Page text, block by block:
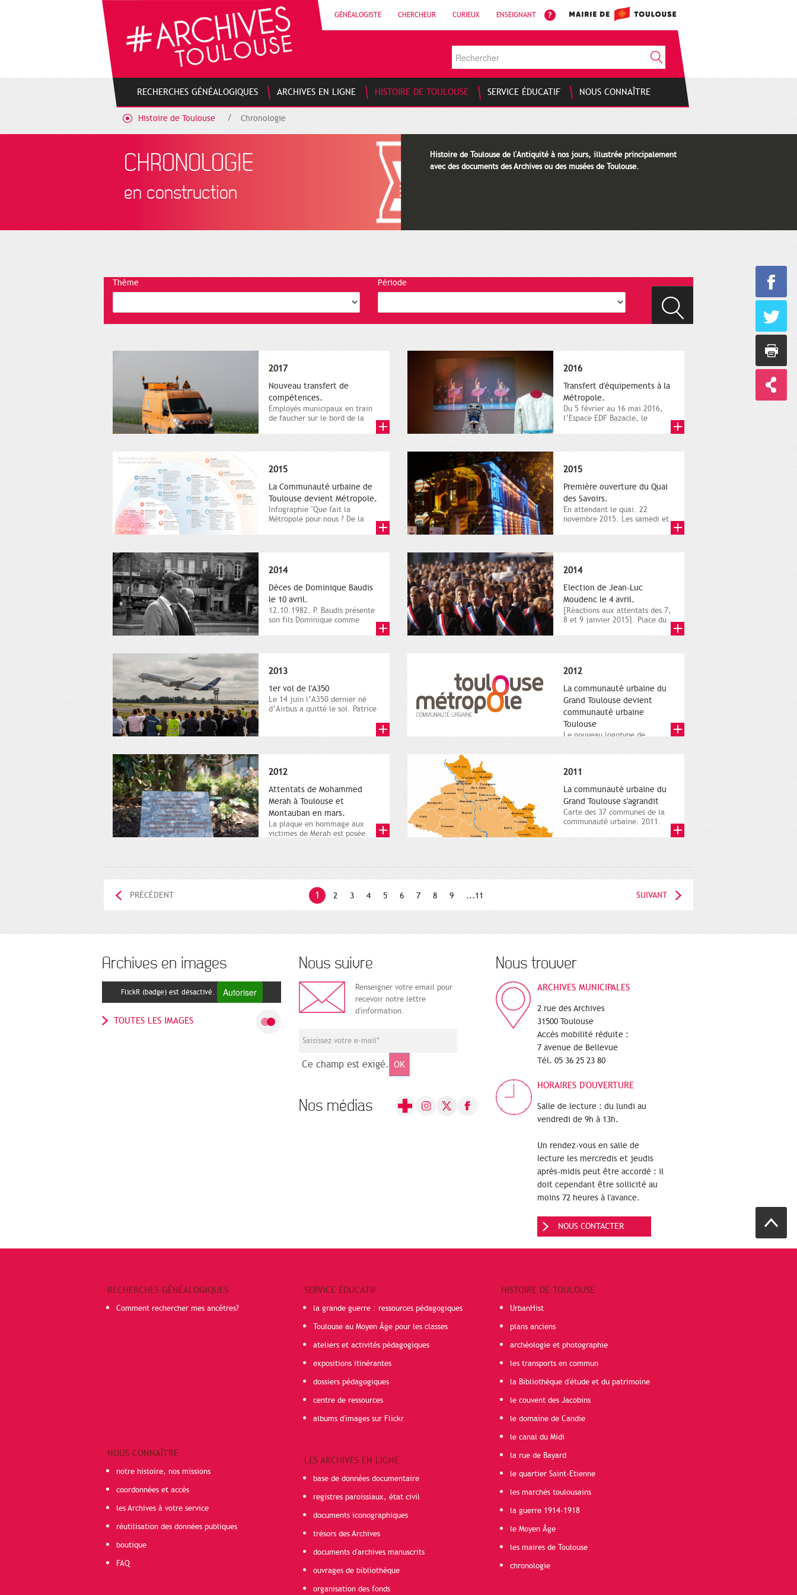
GÉNÉALOGISTE CHERCHEUR CURIEUX ENSEIGNANT
RECHERCHES GÉNÉALOGIQUES ARCHIVES EN LIGNE HISTOIRE DE TOULOUSE SERVICE ÉDUCATIF NOUS CONNAÎTRE
Histoire de Toulouse Chronologie
CHRONOLOGIE
en construction
Histoire de Toulouse de l'Antiquité à nos jours, illustrée principalement
avec des documents des Archives ou des musées de Toulouse.
Thème Période
2017
Nouveau transfert de
compétences.
Employés municipaux en train
de faucher sur le bord de la
2016
Transfert d'équipements à la
Métropole.
Du 5 février au 16 mai 2016,
l’Espace EDF Bazacle, le
2015
La Communauté urbaine de
Toulouse devient Métropole.
Infographie "Que fait la
Métropole pour nous ? De la
2015
Première ouverture du Quai
des Savoirs.
En attendant le quai. 22
novembre 2015. Les samedi et
2014
Dèces de Dominique Baudis
le 10 avril.
12.10.1982. P. Baudis présente
son fils Dominique comme
2014
Election de Jean-Luc
Moudenc le 4 avril.
[Réactions aux attentats des 7,
8 et 9 janvier 2015]. Place du
2013
1er vol de l'A350
Le 14 juin l’A350 dernier né
d’Airbus a quitté le sol. Patrice
2012
La communauté urbaine du
Grand Toulouse devient
communauté urbaine
Toulouse
Le nouveau logotype de
représentant l'anneau de
2012
Attentats de Mohammed
Merah à Toulouse et
Montauban en mars.
La plaque en hommage aux
victimes de Merah est posée.
2011
La communauté urbaine du
Grand Toulouse s'agrandit
Carte des 37 communes de la
communauté urbaine. 2011.
1 2 3 4 5 6 7 8 9 ...11
PRÉCÉDENT SUIVANT
Archives en images
FlickR (badge) est désactivé. Autoriser
TOUTES LES IMAGES
Nous suivre
Renseigner votre email pour
recevoir notre lettre
d'information.
Ce champ est exigé. OK
Nos médias
Nous trouver
ARCHIVES MUNICIPALES
2 rue des Archives
31500 Toulouse
Accès mobilité réduite :
7 avenue de Bellevue
Tél. 05 36 25 23 80
HORAIRES D'OUVERTURE
Salle de lecture : du lundi au
vendredi de 9h à 13h.
Un rendez-vous en salle de
lecture les mercredis et jeudis
après-midis peut être accordé : il
doit cependant être sollicité au
moins 72 heures à l'avance.
NOUS CONTACTER
RECHERCHES GÉNÉALOGIQUES
Comment rechercher mes ancêtres?
NOUS CONNAÎTRE
notre histoire, nos missions
coordonnées et accès
les Archives à votre service
réutilisation des données publiques
boutique
FAQ
SERVICE ÉDUCATIF
la grande guerre : ressources pédagogiques
Toulouse au Moyen Âge pour les classes
ateliers et activités pédagogiques
expositions itinérantes
dossiers pédagogiques
centre de ressources
albums d'images sur Flickr
LES ARCHIVES EN LIGNE
base de données documentaire
registres paroissiaux, état civil
documents iconographiques
trésors des Archives
documents d'archives manuscrits
ouvrages de bibliothèque
organisation des fonds
HISTOIRE DE TOULOUSE
UrbanHist
plans anciens
archéologie et photographie
les transports en commun
la Bibliothèque d'étude et du patrimoine
le couvent des Jacobins
le domaine de Candie
le canal du Midi
la rue de Bayard
le quartier Saint-Etienne
les marchés toulousains
la guerre 1914-1918
le Moyen Âge
les maires de Toulouse
chronologie
Gestion de vos préférences sur les cookies